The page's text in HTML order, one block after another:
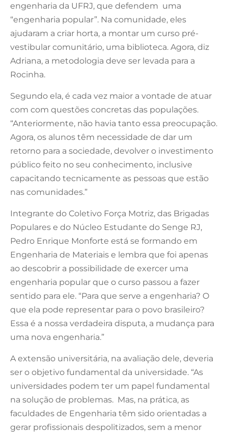
engenharia da UFRJ, que defendem uma
“engenharia popular”. Na comunidade, eles
ajudaram a criar horta, a montar um curso pré-
vestibular comunitário, uma biblioteca. Agora, diz
Adriana, a metodologia deve ser levada para a
Rocinha.
Segundo ela, é cada vez maior a vontade de atuar
com com questões concretas das populações.
“Anteriormente, não havia tanto essa preocupação.
Agora, os alunos têm necessidade de dar um
retorno para a sociedade, devolver o investimento
público feito no seu conhecimento, inclusive
capacitando tecnicamente as pessoas que estão
nas comunidades.”
Integrante do Coletivo Força Motriz, das Brigadas
Populares e do Núcleo Estudante do Senge RJ,
Pedro Enrique Monforte está se formando em
Engenharia de Materiais e lembra que foi apenas
ao descobrir a possibilidade de exercer uma
engenharia popular que o curso passou a fazer
sentido para ele. “Para que serve a engenharia? O
que ela pode representar para o povo brasileiro?
Essa é a nossa verdadeira disputa, a mudança para
uma nova engenharia.”
A extensão universitária, na avaliação dele, deveria
ser o objetivo fundamental da universidade. “As
universidades podem ter um papel fundamental
na solução de problemas. Mas, na prática, as
faculdades de Engenharia têm sido orientadas a
gerar profissionais despolitizados, sem a menor